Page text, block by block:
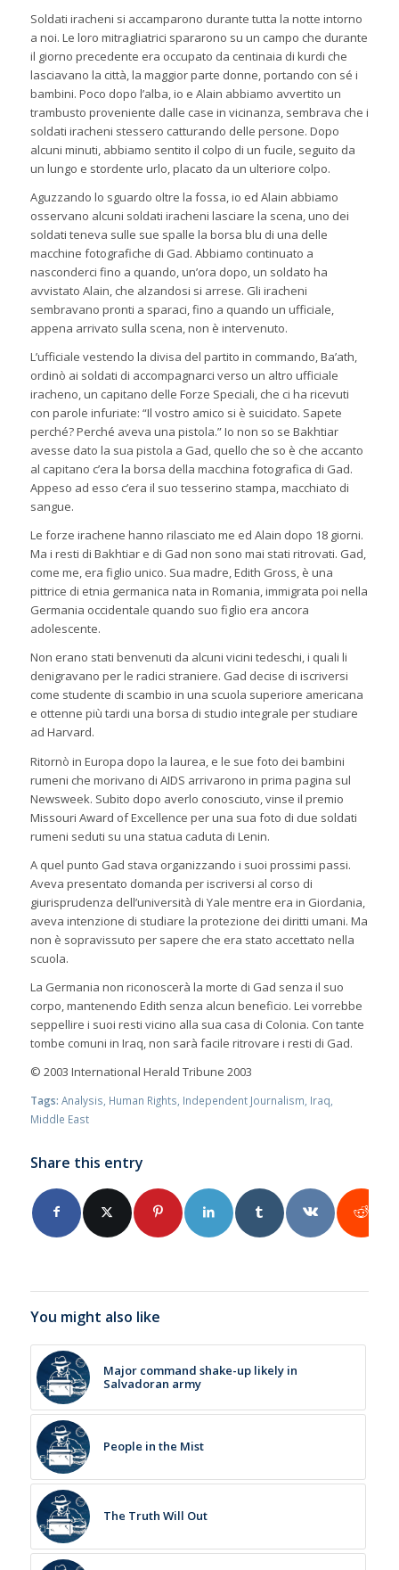
Soldati iracheni si accamparono durante tutta la notte intorno
a noi. Le loro mitragliatrici spararono su un campo che durante
il giorno precedente era occupato da centinaia di kurdi che
lasciavano la città, la maggior parte donne, portando con sé i
bambini. Poco dopo l’alba, io e Alain abbiamo avvertito un
trambusto proveniente dalle case in vicinanza, sembrava che i
soldati iracheni stessero catturando delle persone. Dopo
alcuni minuti, abbiamo sentito il colpo di un fucile, seguito da
un lungo e stordente urlo, placato da un ulteriore colpo.
Aguzzando lo sguardo oltre la fossa, io ed Alain abbiamo
osservano alcuni soldati iracheni lasciare la scena, uno dei
soldati teneva sulle sue spalle la borsa blu di una delle
macchine fotografiche di Gad. Abbiamo continuato a
nasconderci fino a quando, un’ora dopo, un soldato ha
avvistato Alain, che alzandosi si arrese. Gli iracheni
sembravano pronti a sparaci, fino a quando un ufficiale,
appena arrivato sulla scena, non è intervenuto.
L’ufficiale vestendo la divisa del partito in commando, Ba’ath,
ordinò ai soldati di accompagnarci verso un altro ufficiale
iracheno, un capitano delle Forze Speciali, che ci ha ricevuti
con parole infuriate: “Il vostro amico si è suicidato. Sapete
perché? Perché aveva una pistola.” Io non so se Bakhtiar
avesse dato la sua pistola a Gad, quello che so è che accanto
al capitano c’era la borsa della macchina fotografica di Gad.
Appeso ad esso c’era il suo tesserino stampa, macchiato di
sangue.
Le forze irachene hanno rilasciato me ed Alain dopo 18 giorni.
Ma i resti di Bakhtiar e di Gad non sono mai stati ritrovati. Gad,
come me, era figlio unico. Sua madre, Edith Gross, è una
pittrice di etnia germanica nata in Romania, immigrata poi nella
Germania occidentale quando suo figlio era ancora
adolescente.
Non erano stati benvenuti da alcuni vicini tedeschi, i quali li
denigravano per le radici straniere. Gad decise di iscriversi
come studente di scambio in una scuola superiore americana
e ottenne più tardi una borsa di studio integrale per studiare
ad Harvard.
Ritornò in Europa dopo la laurea, e le sue foto dei bambini
rumeni che morivano di AIDS arrivarono in prima pagina sul
Newsweek. Subito dopo averlo conosciuto, vinse il premio
Missouri Award of Excellence per una sua foto di due soldati
rumeni seduti su una statua caduta di Lenin.
A quel punto Gad stava organizzando i suoi prossimi passi.
Aveva presentato domanda per iscriversi al corso di
giurisprudenza dell’università di Yale mentre era in Giordania,
aveva intenzione di studiare la protezione dei diritti umani. Ma
non è sopravissuto per sapere che era stato accettato nella
scuola.
La Germania non riconoscerà la morte di Gad senza il suo
corpo, mantenendo Edith senza alcun beneficio. Lei vorrebbe
seppellire i suoi resti vicino alla sua casa di Colonia. Con tante
tombe comuni in Iraq, non sarà facile ritrovare i resti di Gad.
© 2003 International Herald Tribune 2003
Tags: Analysis Human Rights Independent Journalism Iraq
Middle East
Share this entry
You might also like
Major command shake-up likely in
Salvadoran army
People in the Mist
The Truth Will Out